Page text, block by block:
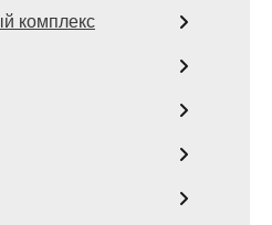
комплекс